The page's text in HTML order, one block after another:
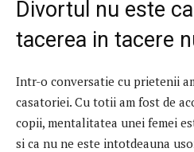
Divortul nu este
tacerea in tacere
Intr-o conversatie cu prietenii
casatoriei. Cu totii am fost de
copii, mentalitatea unei femei
si ca nu ne este intotdeauna